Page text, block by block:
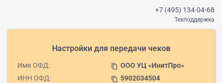
+7 (495) 134-04-68
Техподдержка
Настройки для передачи чеков
Имя ОФД: content_copy ООО УЦ «ИнитПро»
ИНН ОФД:
content_copy 5902034504